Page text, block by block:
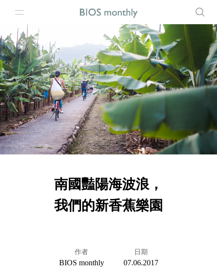
南國豔陽海波浪，
我們的新香蕉樂園
作者
BIOS monthly
日期
07.06.2017